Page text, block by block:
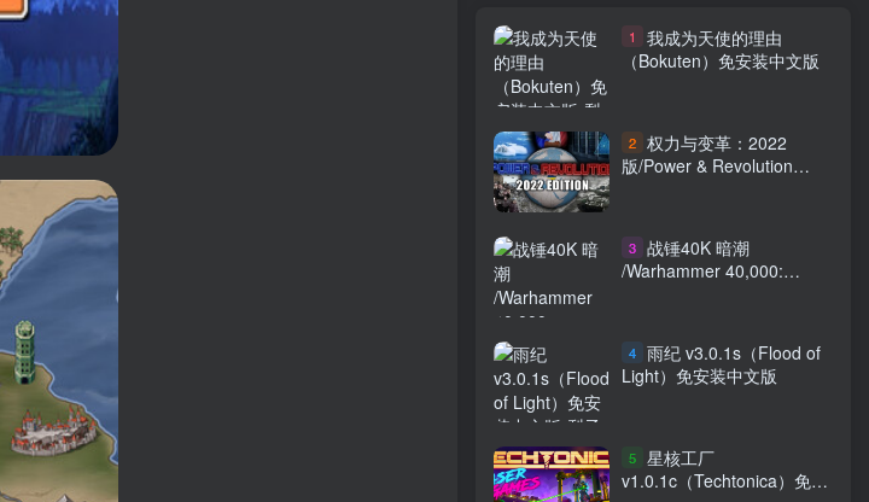
1
我成为天使的理由
（Bokuten）免安装中文版
2 权力与变革：2022
版/Power & Revolution
3 战锤40K 暗潮
/Warhammer 40,000:
4 雨纪 v3.0.1s（Flood of
Light）免安装中文版
5 星核工厂
v1.0.1c（Techtonica）免安